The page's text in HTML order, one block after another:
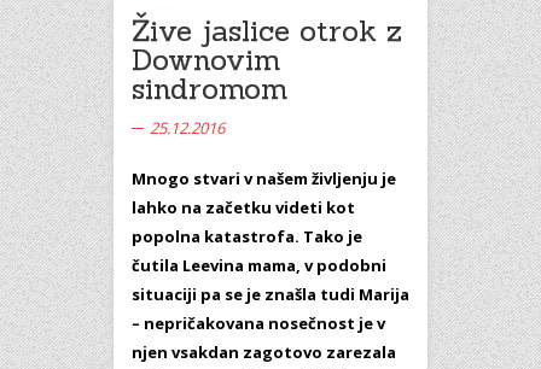
Žive jaslice otrok z
Downovim
sindromom
25.12.2016
Mnogo stvari v našem življenju je
lahko na začetku videti kot
popolna katastrofa. Tako je
čutila Leevina mama, v podobni
situaciji pa se je znašla tudi Marija
– nepričakovana nosečnost je v
njen vsakdan zagotovo zarezala